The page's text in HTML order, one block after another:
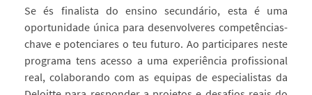
Se és finalista do ensino secundário, esta é uma
oportunidade única para desenvolveres competências-
chave e potenciares o teu futuro. Ao participares neste
programa tens acesso a uma experiência profissional
real, colaborando com as equipas de especialistas da